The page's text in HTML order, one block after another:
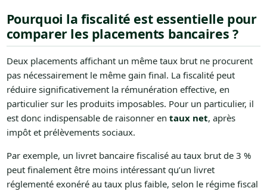
Pourquoi la fiscalité est essentielle pour
comparer les placements bancaires ?
Deux placements affichant un même taux brut ne procurent
pas nécessairement le même gain final. La fiscalité peut
réduire significativement la rémunération effective, en
particulier sur les produits imposables. Pour un particulier, il
est donc indispensable de raisonner en taux net, après
impôt et prélèvements sociaux.
Par exemple, un livret bancaire fiscalisé au taux brut de 3 %
peut finalement être moins intéressant qu’un livret
réglementé exonéré au taux plus faible, selon le régime fiscal